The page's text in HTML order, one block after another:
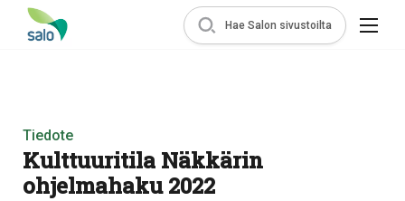
Hae Salon sivustoilta
Tiedote
Kulttuuritila Näkkärin
ohjelmahaku 2022